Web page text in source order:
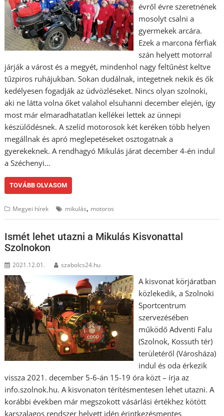
évről évre szeretnének
mosolyt csalni a
gyermekek arcára.
Ezek a marcona férfiak
szán helyett motorral
járják a várost és a megyét, mindenhol nagy feltűnést keltve
tűzpiros ruhájukban. Sokan dudálnak, integetnek nekik és ők
kedélyesen fogadják az üdvözléseket. Nincs olyan szolnoki,
aki ne látta volna őket valahol elsuhanni december elején, így
most már elmaradhatatlan kellékei lettek az ünnepi
készülődésnek. A szelíd motorosok két keréken több helyen
megállnak és apró meglepetéseket osztogatnak a
gyerekeknek. A rendhagyó Mikulás járat december 4-én indul
a Széchenyi…
TOVÁBB OLVASOM
Megyei hírek mikulás, motoros
Ismét lehet utazni a Mikulás Kisvonattal
Szolnokon
2021.12.01. szabolcs24.hu
A kisvonat körjáratban
közlekedik, a Szolnoki
Sportcentrum
szervezésében
működő Adventi Falu
(Szolnok, Kossuth tér)
területéről (Városháza)
indul és oda érkezik
vissza 2021. december 5-6-án 15-19 óra közt – írja az
info.szolnok.hu. A kisvonaton térítésmentesen lehet utazni. A
korábbi években már megszokott vásárlási értékhez kötött
karszalagos rendszer helyett idén érintkezésmentes